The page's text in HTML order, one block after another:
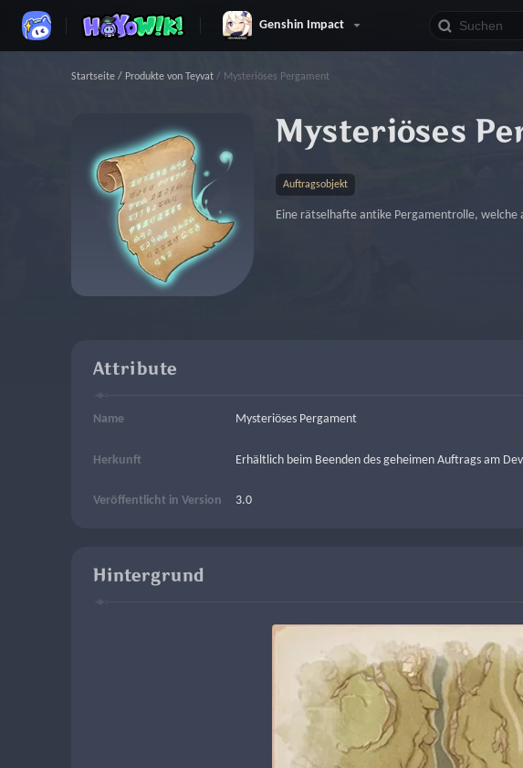
Genshin Impact
Startseite / Produkte von Teyvat / Mysteriöses Pergament
Mysteriöses
Auftragsobjekt
Eine rätselhafte antike Pergamentrolle, welche
Attribute
Name Mysteriöses Pergament
Herkunft Erhältlich beim Beenden des geheimen Auftrags am
Veröffentlicht in Version 3.0
Hintergrund